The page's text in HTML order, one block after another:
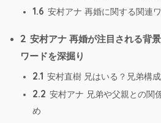
1.6 安村アナ 再婚に関する関連
2 安村アナ 再婚が注目される背
ワードを深掘り
2.1 安村直樹 兄はいる？兄弟構
2.2 安村アナ 兄弟や父親との関
め